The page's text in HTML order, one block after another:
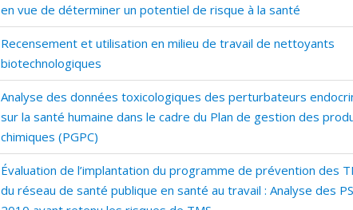
en vue de déterminer un potentiel de risque à la santé
Recensement et utilisation en milieu de travail de nettoyants
biotechnologiques
Analyse des données toxicologiques des perturbateurs
sur la santé humaine dans le cadre du Plan de gestion des
chimiques (PGPC)
Évaluation de l’implantation du programme de prévention des
du réseau de santé publique en santé au travail : Analyse des